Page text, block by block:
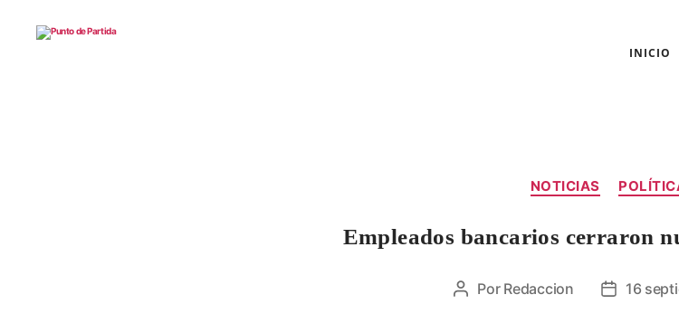
INICIO
NOTICIAS
Empleados bancarios cerraron
Autor
Por Redaccion
Fecha
16